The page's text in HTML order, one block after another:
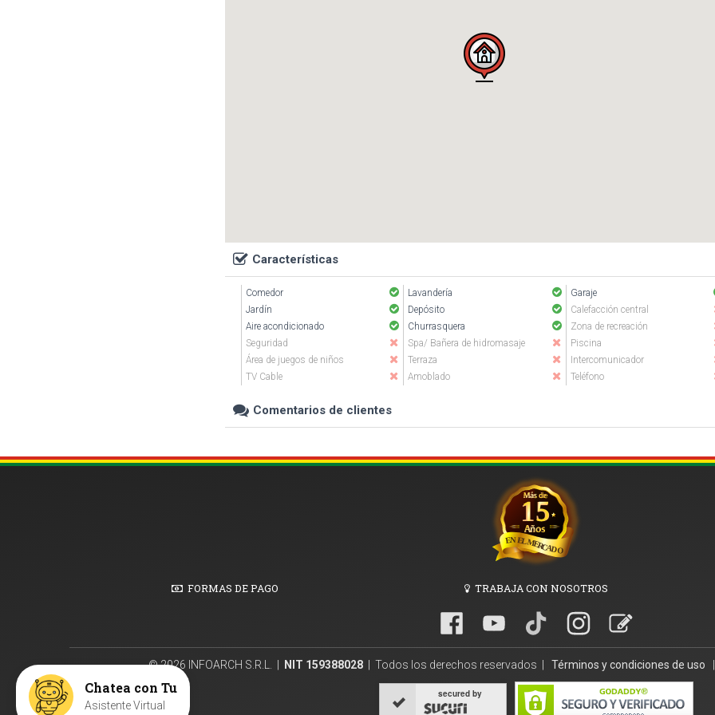
Chatea con Tu
Asistente Virtual
Características
Comedor Lavandería
Garaje
Jardín
Depósito
Calefacción central
Aire acondicionado
Churrasquera
Zona de recreación
Seguridad
Spa/ Bañera de hidromasaje
Piscina
Área de juegos de niños
Terraza
Intercomunicador
TV Cable
Amoblado Teléfono
Comentarios de clientes
FORMAS DE PAGO TRABAJA CON NOSOTROS
© 2026 INFOARCH S.R.L. | NIT 159388028| Todos los derechos reservados | Términos y condiciones de uso
secured by